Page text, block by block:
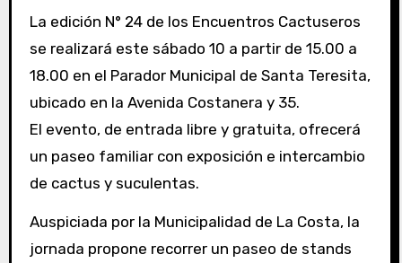
La edición N° 24 de los Encuentros Cactuseros
se realizará este sábado 10 a partir de 15.00 a
18.00 en el Parador Municipal de Santa Teresita,
ubicado en la Avenida Costanera y 35.
El evento, de entrada libre y gratuita, ofrecerá
un paseo familiar con exposición e intercambio
de cactus y suculentas.
Auspiciada por la Municipalidad de La Costa, la
jornada propone recorrer un paseo de stands